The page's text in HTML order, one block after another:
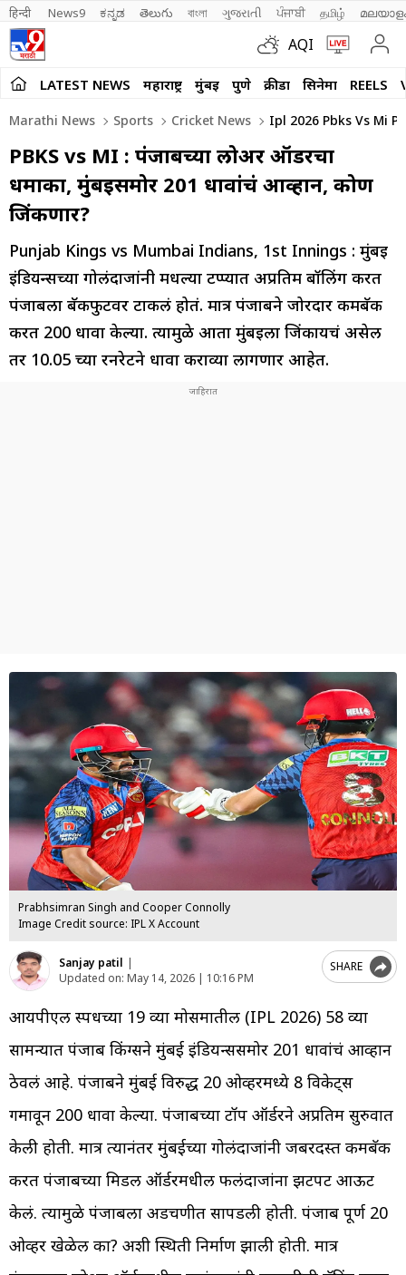
हिन्दी News9 ಕನ್ನಡ తెలుగు বাংলা ગુજરાતી ਪੰਜਾਬੀ தமிழ்
AQI
LATEST NEWS महाराष्ट्र मुंबई पुणे क्रीडा सिनेमा REELS
Marathi News Sports Cricket News Ipl 2026 Pbks Vs Mi
PBKS vs MI : पंजाबच्या लोअर ऑर्डरचा
धमाका, मुंबईसमोर 201 धावांचं आव्हान, कोण
जिंकणार?
Punjab Kings vs Mumbai Indians, 1st Innings : मुंबई
इंडियन्सच्या गोलंदाजांनी मधल्या टप्प्यात अप्रतिम बॉलिंग करत
पंजाबला बॅकफुटवर टाकलं होतं. मात्र पंजाबने जोरदार कमबॅक
करत 200 धावा केल्या. त्यामुळे आता मुंबईला जिंकायचं असेल
तर 10.05 च्या रनरेटने धावा कराव्या लागणार आहेत.
Prabhsimran Singh and Cooper Connolly
Image Credit source: IPL X Account
Sanjay patil |
Updated on: May 14, 2026 | 10:16 PM
SHARE
आयपीएल स्पर्धेच्या 19 व्या मोसमातील (IPL 2026) 58 व्या
सामन्यात पंजाब किंग्सने मुंबई इंडियन्ससमोर 201 धावांचं आव्हान
ठेवलं आहे. पंजाबने मुंबई विरुद्ध 20 ओव्हरमध्ये 8 विकेट्स
गमावून 200 धावा केल्या. पंजाबच्या टॉप ऑर्डरने अप्रतिम सुरुवात
केली होती. मात्र त्यानंतर मुंबईच्या गोलंदाजांनी जबरदस्त कमबॅक
करत पंजाबच्या मिडल ऑर्डरमधील फलंदाजांना झटपट आऊट
केलं. त्यामुळे पंजाबला अडचणीत सापडली होती. पंजाब पूर्ण 20
ओव्हर खेळेल का? अशी स्थिती निर्माण झाली होती. मात्र